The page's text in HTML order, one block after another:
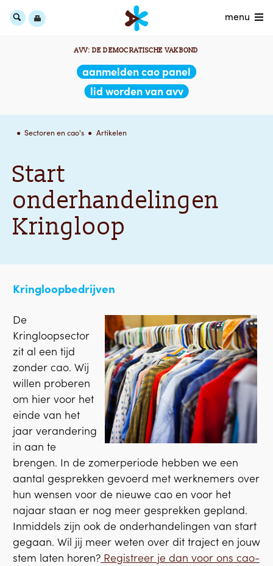
aanmelden cao panel
lid worden van avv
menu
AVV: DE DEMOCRATISCHE VAKBOND
Sectoren en cao's Artikelen
Start
onderhandelingen
Kringloop
Kringloopbedrijven
De
Kringloopsector
zit al een tijd
zonder cao. Wij
willen proberen
om hier voor het
einde van het
jaar verandering
in aan te
brengen. In de zomerperiode hebben we een
aantal gesprekken gevoerd met werknemers over
hun wensen voor de nieuwe cao en voor het
najaar staan er nog meer gesprekken gepland.
Inmiddels zijn ook de onderhandelingen van start
gegaan. Wil jij meer weten over dit traject en jouw
stem laten horen? Registreer je dan voor ons cao-